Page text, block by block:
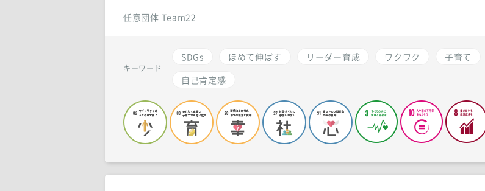
任意団体 Team22
キーワード
SDGs ほめて伸ばす リーダー育成 ワクワク 子育て
自己肯定感